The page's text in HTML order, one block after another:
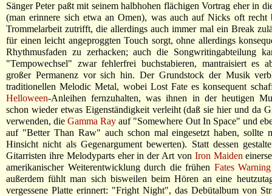
Sänger Peter paßt mit seinem halbhohen flächigen Vortrag eher in
(man erinnere sich etwa an Omen), was auch auf Nicks oft recht
Trommelarbeit zutrifft, die allerdings auch immer mal ein Break
für einen leicht angeproggten Touch sorgt, ohne allerdings
Rhythmusfaden zu zerhacken; auch die Songwritingabteilung
"Tempowechsel" zwar fehlerfrei buchstabieren, mantraisiert es
großer Permanenz vor sich hin. Der Grundstock der Musik
traditionellen Melodic Metal, wobei Lost Fate es konsequent
Helloween-Anleihen fernzuhalten, was ihnen in der heutigen
schon wieder etwas Eigenständigkeit verleiht (daß sie hier und da
verwenden, dieGamma Ray auf "Somewhere Out In Space" und
auf "Better Than Raw" auch schon mal eingesetzt haben, sollte
Hinsicht nicht als Gegenargument bewerten). Statt dessen
Gitarristen ihre Melodyparts eher in der Art von Iron Maiden
amerikanischer Weiterentwicklung durch die frühen Fates Warning
außerdem fühlt man sich bisweilen beim Hören an eine
vergessene Platte erinnert: "Fright Night", das Debütalbum von